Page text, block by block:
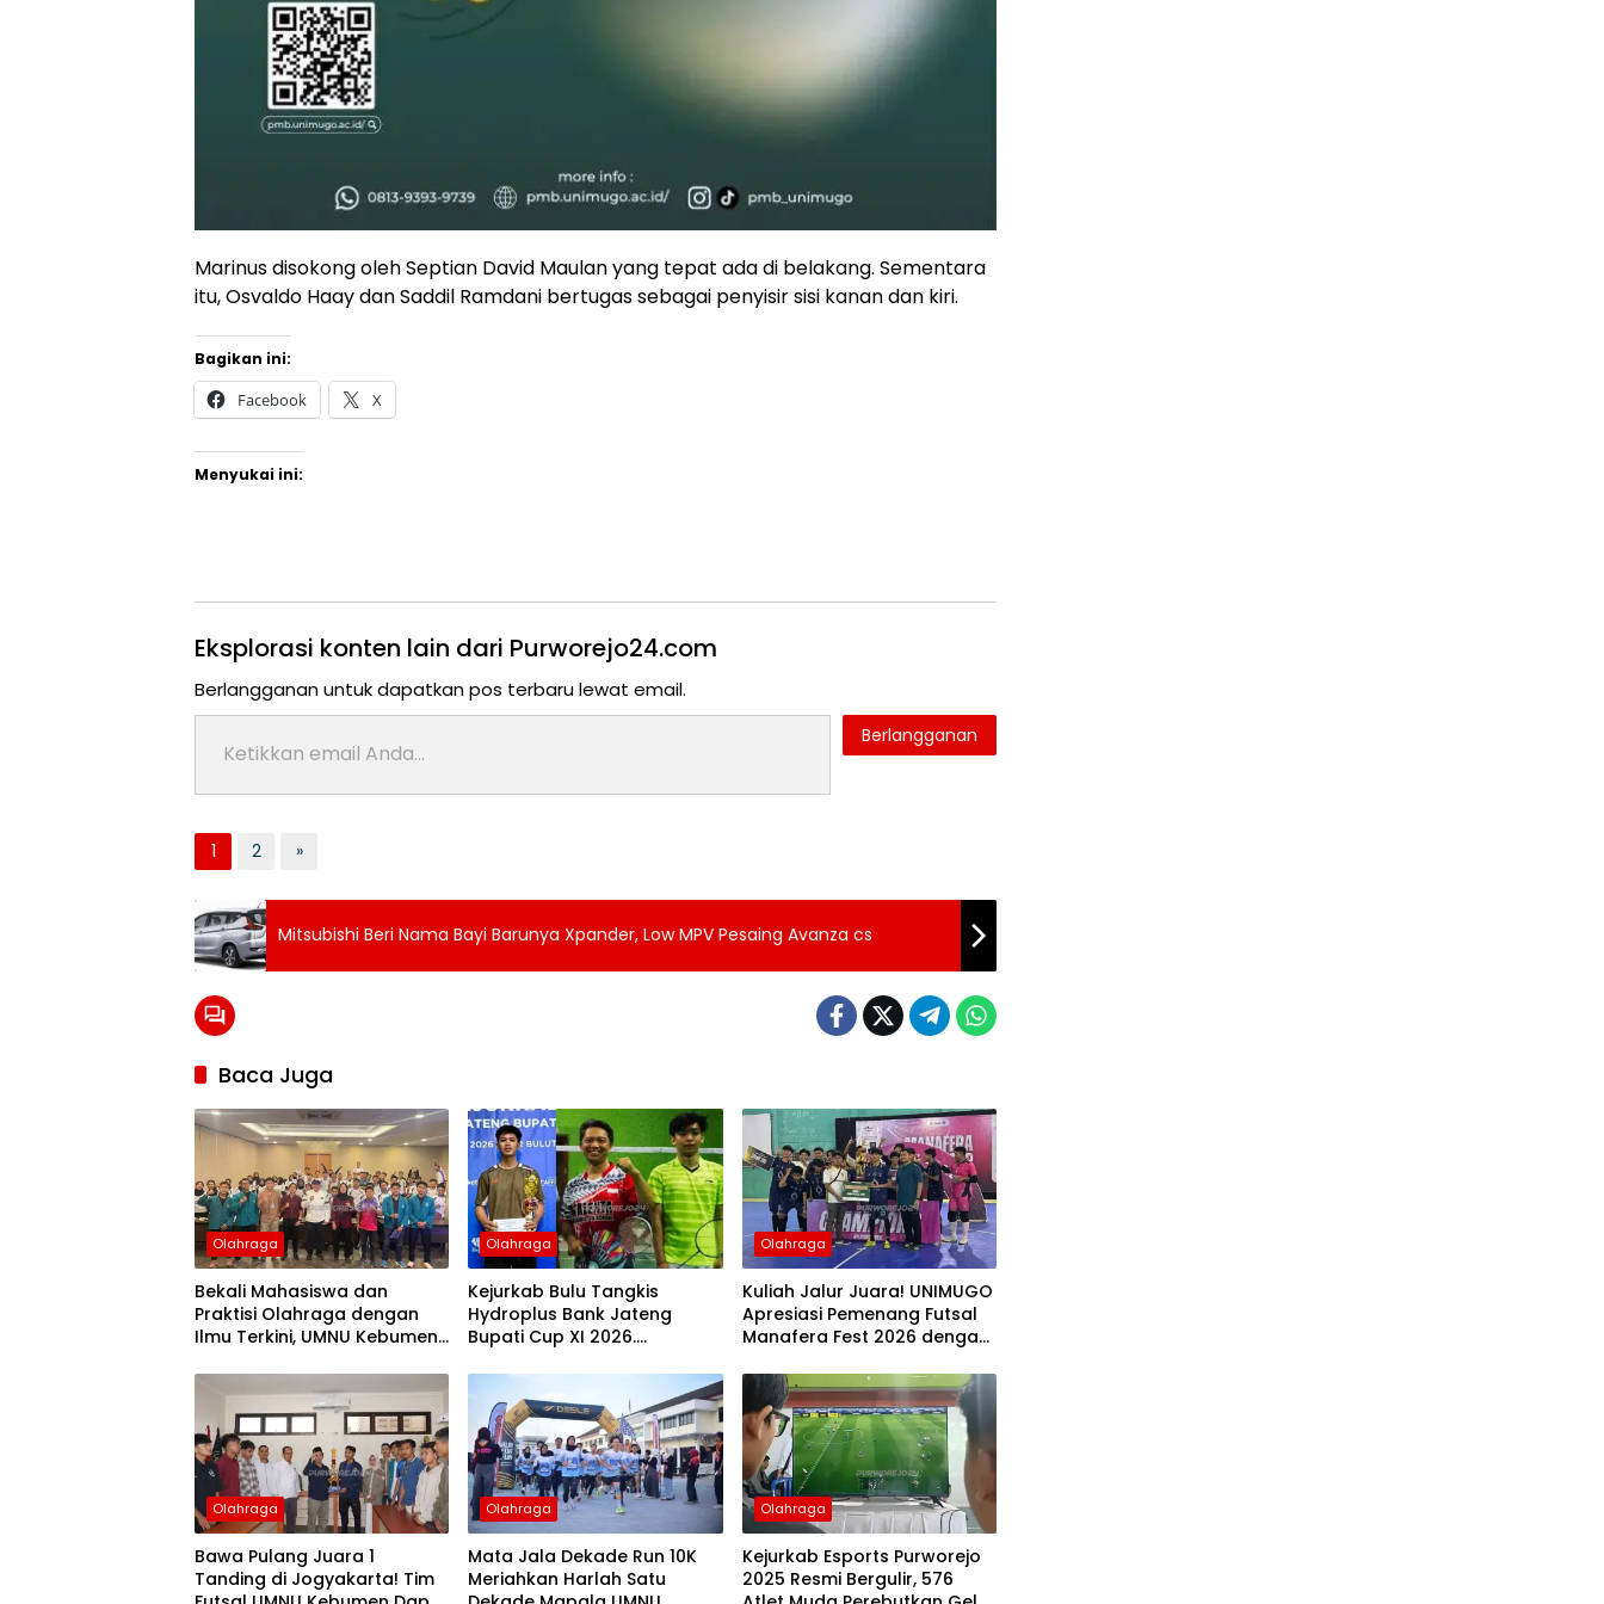
Marinus disokong oleh Septian David Maulan yang tepat ada di belakang. Sementara
itu, Osvaldo Haay dan Saddil Ramdani bertugas sebagai penyisir sisi kanan dan kiri.
Bagikan ini:
Facebook X
Menyukai ini:
Eksplorasi konten lain dari Purworejo24.com
Berlangganan untuk dapatkan pos terbaru lewat email.
Ketikkan email Anda...
Berlangganan
1 2 »
Tag:
Sport
Topik:
Olahraga
Mitsubishi Beri Nama Bayi Barunya Xpander, Low MPV Pesaing Avanza cs
Baca Juga
Olahraga
Bekali Mahasiswa dan
Praktisi Olahraga dengan
Ilmu Terkini, UMNU Kebumen
Bersama Pakar Nasional
Olahraga
Kejurkab Bulu Tangkis
Hydroplus Bank Jateng
Bupati Cup XI 2026.
Raih Juara 1
Olahraga
Kuliah Jalur Juara! UNIMUGO
Apresiasi Pemenang Futsal
Manafera Fest 2026 dengan
Olahraga
Bawa Pulang Juara 1
Tanding di Jogyakarta! Tim
Olahraga
Mata Jala Dekade Run 10K
Meriahkan Harlah Satu
Olahraga
Kejurkab Esports Purworejo
2025 Resmi Bergulir, 576